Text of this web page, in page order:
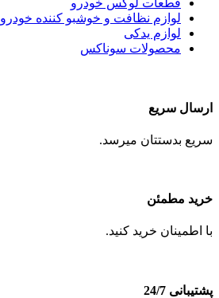
قطعات لوکس خودرو
لوازم نظافت و خوشبو کننده خودرو
لوازم یدکی
محصولات سوناکس
ارسال سریع
سریع بدستتان میرسد.
خرید مطمئن
با اطمینان خرید کنید.
پشتیبانی 24/7